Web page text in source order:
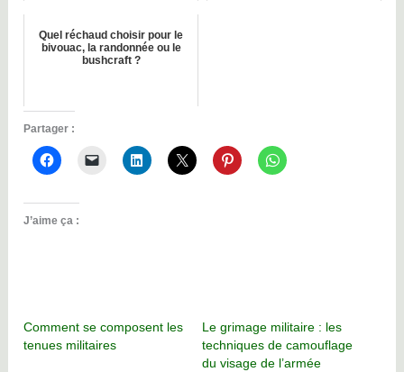
Quel réchaud choisir pour le
bivouac, la randonnée ou le
bushcraft ?
Partager :
J’aime ça :
Comment se composent les
tenues militaires
Le grimage militaire : les
techniques de camouflage
du visage de l’armée